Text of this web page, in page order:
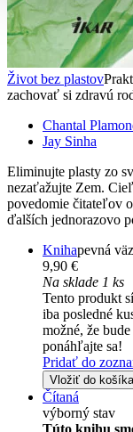
Život bez plastov
zachovať si zdravú
Chantal
Jay Sinha
Eliminujte plasty zo
nezaťažujte Zem.
povedomie čitateľov
ďalších jednorazovo
Knihapevná
9,90 €
Na sklade 1 ks
Tento produkt
iba posledné
možné, že
ponáhľajte sa!
Pridať do
Vložiť do košíka
Čítaná
výborný stav
Túto knihu